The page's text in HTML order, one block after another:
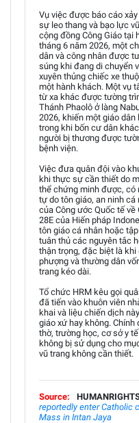
Vụ việc được báo cáo
sự leo thang và bạo lực
cộng đồng Công Giáo tại
tháng 6 năm 2026, một
dân và công nhân được
súng khi đang di chuyển
xuyên thủng chiếc xe
một hành khách. Một vụ
từ xa khác được tường
Thánh Phaolô ở làng
2026, khiến một giáo dân
trong khi bốn cư dân
người bị thương được
bệnh viện.
Việc đưa quân đội vào
khi thực sự cần thiết do
thể chứng minh được, có
tự do tôn giáo, an ninh cá
của Công ước Quốc tế
28E của Hiến pháp
tôn giáo cá nhân hoặc
tuân thủ các nguyên tắc
thận trọng, đặc biệt là
phượng và thường dân
trang kéo dài.
Tổ chức HRM kêu gọi
đã tiến vào khuôn viên
khai và liệu chiến dịch
giáo xứ hay không.
thờ, trường học, cơ sở y
không bị sử dụng cho
vũ trang không cần thiết.
Source:
reportedly enter Catholic
Mass in Intan Jaya